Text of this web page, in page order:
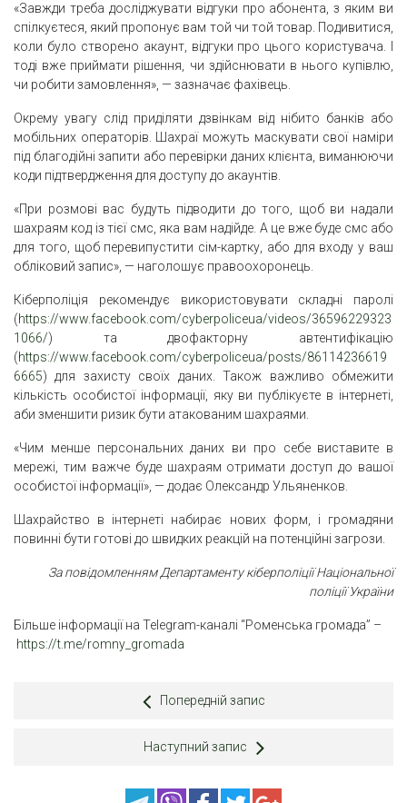
«Завжди треба досліджувати відгуки про абонента, з яким ви
спілкуєтеся, який пропонує вам той чи той товар. Подивитися,
коли було створено акаунт, відгуки про цього користувача. І
тоді вже приймати рішення, чи здійснювати в нього купівлю,
чи робити замовлення», — зазначає фахівець.
Окрему увагу слід приділяти дзвінкам від нібито банків або
мобільних операторів. Шахраї можуть маскувати свої наміри
під благодійні запити або перевірки даних клієнта, виманюючи
коди підтвердження для доступу до акаунтів.
«При розмові вас будуть підводити до того, щоб ви надали
шахраям код із тієї смс, яка вам надійде. А це вже буде смс або
для того, щоб перевипустити сім-картку, або для входу у ваш
обліковий запис», — наголошує правоохоронець.
Кіберполіція рекомендує використовувати складні паролі
(https://www.facebook.com/cyberpoliceua/videos/36596229323
1066/) та двофакторну автентифікацію
(https://www.facebook.com/cyberpoliceua/posts/86114236619
6665) для захисту своїх даних. Також важливо обмежити
кількість особистої інформації, яку ви публікуєте в інтернеті,
аби зменшити ризик бути атакованим шахраями.
«Чим менше персональних даних ви про себе виставите в
мережі, тим важче буде шахраям отримати доступ до вашої
особистої інформації», — додає Олександр Ульяненков.
Шахрайство в інтернеті набирає нових форм, і громадяни
повинні бути готові до швидких реакцій на потенційні загрози.
За повідомленням Департаменту кіберполіції Національної
поліції України
Більше інформації на Telegram-каналі “Роменська громада” –
https://t.me/romny_gromada
Попередній запис
Наступний запис